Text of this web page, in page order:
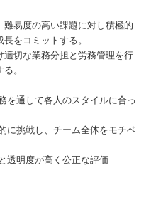
易度の高い課題に対し積極的
をコミットする。
切な業務分担と労務管理を行
。
を通して各人のスタイルに合っ
に挑戦し、チーム全体をモチベ
透明度が高く公正な評価